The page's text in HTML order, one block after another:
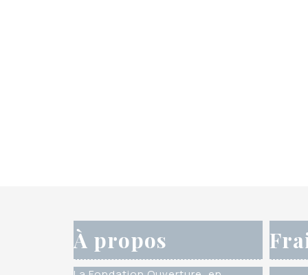
À propos